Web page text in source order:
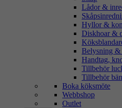
Lådor &
Hyllor &
Diskhoar &
Belysning &
Handtag,
Tillbehör
Tillbehör
Boka köksmöte
Webbshop
Outlet